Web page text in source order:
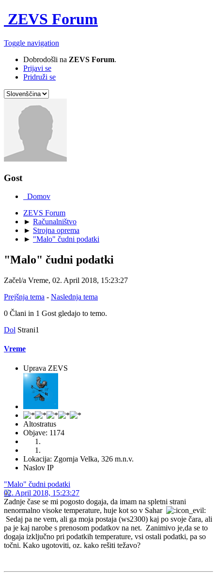
ZEVS Forum
Toggle navigation
Dobrodošli na ZEVS Forum.
Prijavi se
Pridruži se
Gost
Domov
ZEVS Forum
► Računalništvo
► Strojna oprema
► "Malo" čudni podatki
"Malo" čudni podatki
Začel/a Vreme, 02. April 2018, 15:23:27
Prejšnja tema - Naslednja tema
0 Člani in 1 Gost gledajo to temo.
Dol Strani1
Vreme
Uprava ZEVS
Altostratus
Objave: 1174
Lokacija: Zgornja Velka, 326 m.n.v.
Naslov IP
"Malo" čudni podatki
02. April 2018, 15:23:27
Zadnje čase se mi pogosto dogaja, da imam na spletni strani
nenormalno visoke temperature, huje kot so v Sahar
Sedaj pa ne vem, ali ga moja postaja (ws2300) kaj po svoje čara, ali
pa je kaj narobe s prenosom podatkov na net. Zanimivo je,da se to
dogaja izključno pri podatkih temperature, vsi ostali podatki, pa so
točni. Kako ugotoviti, oz. kako rešiti težavo?